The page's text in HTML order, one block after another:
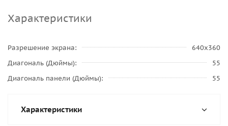
Характеристики
Разрешение экрана
640x360
Диагональ (Дюймы)
55
Диагональ панели (Дюймы)
55
Характеристики